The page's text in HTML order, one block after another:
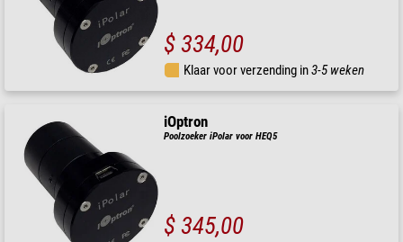
$ 334,00
Klaar voor verzending in3-5 weken
iOptron
Poolzoeker iPolar voor HEQ5
$ 345,00